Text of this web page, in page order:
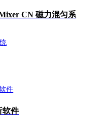
CN 磁力混匀系
软件